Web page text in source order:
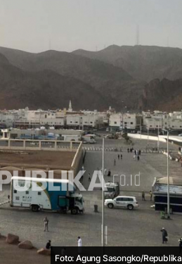
Foto: Agung Sasongko/Republika